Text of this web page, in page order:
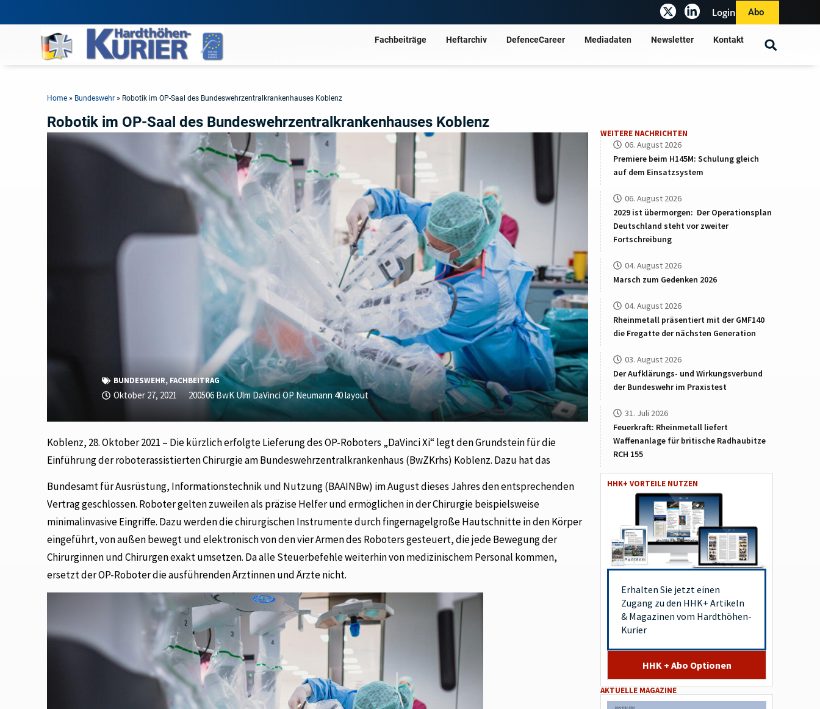
Login Abo
Fachbeiträge Heftarchiv DefenceCareer Mediadaten Newsletter Kontakt
Home » Bundeswehr » Robotik im OP-Saal des Bundeswehrzentralkrankenhauses Koblenz
Robotik im OP-Saal des Bundeswehrzentralkrankenhauses Koblenz
BUNDESWEHR, FACHBEITRAG
Oktober 27, 2021 200506 BwK Ulm DaVinci OP Neumann 40 layout
Koblenz, 28. Oktober 2021 – Die kürzlich erfolgte Lieferung des OP-Roboters „DaVinci Xi“ legt den Grundstein für die
Einführung der roboterassistierten Chirurgie am Bundeswehrzentralkrankenhaus (BwZKrhs) Koblenz. Dazu hat das
Bundesamt für Ausrüstung, Informationstechnik und Nutzung (BAAINBw) im August dieses Jahres den entsprechenden
Vertrag geschlossen. Roboter gelten zuweilen als präzise Helfer und ermöglichen in der Chirurgie beispielsweise
minimalinvasive Eingriffe. Dazu werden die chirurgischen Instrumente durch fingernagelgroße Hautschnitte in den Körper
eingeführt, von außen bewegt und elektronisch von den vier Armen des Roboters gesteuert, die jede Bewegung der
Chirurginnen und Chirurgen exakt umsetzen. Da alle Steuerbefehle weiterhin von medizinischem Personal kommen,
ersetzt der OP-Roboter die ausführenden Ärztinnen und Ärzte nicht.
WEITERE NACHRICHTEN
06. August 2026
Premiere beim H145M: Schulung gleich
auf dem Einsatzsystem
06. August 2026
2029 ist übermorgen: Der Operationsplan
Deutschland steht vor zweiter
Fortschreibung
04. August 2026
Marsch zum Gedenken 2026
04. August 2026
Rheinmetall präsentiert mit der GMF140
die Fregatte der nächsten Generation
03. August 2026
Der Aufklärungs- und Wirkungsverbund
der Bundeswehr im Praxistest
31. Juli 2026
Feuerkraft: Rheinmetall liefert
Waffenanlage für britische Radhaubitze
RCH 155
HHK+ VORTEILE NUTZEN
Erhalten Sie jetzt einen
Zugang zu den HHK+ Artikeln
& Magazinen vom Hardthöhen-
Kurier
HHK + Abo Optionen
AKTUELLE MAGAZINE